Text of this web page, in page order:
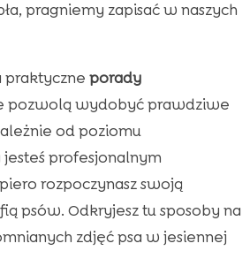
ustawień aparatu
kolorów jesieni
do zdjęć jesień
i akcesoria do zdjęć
i detali
jako narzędzia do
i ich edycja
pragniemy zapisać w naszych
praktyczne porady
pozwolą wydobyć prawdziwe
od poziomu
profesjonalnym
rozpoczynasz swoją
psów. Odkryjesz tu sposoby na
zdjęć psa w jesiennej